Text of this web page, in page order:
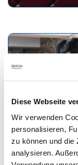
Diese Webseite
Wir verwenden
personalisieren,
zu können und die
analysieren.